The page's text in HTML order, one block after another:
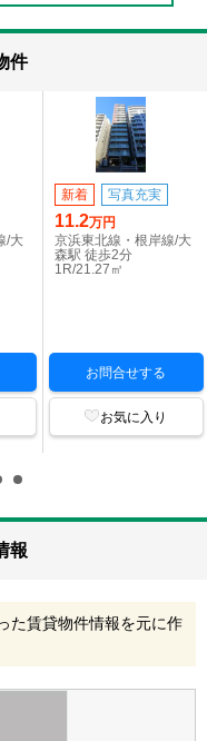
件
/大
新着 写真充実
11.2万円
京浜東北線・根岸線/大
森駅 徒歩2分
1R/21.27㎡
お問合せする
お気に入り
報
た賃貸物件情報を元に作